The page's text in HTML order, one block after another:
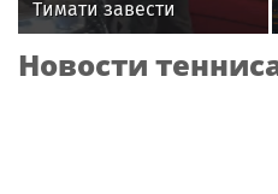
Тимати завести
эксклюзивный Ferrari
F40 за 157 миллионов
Новости